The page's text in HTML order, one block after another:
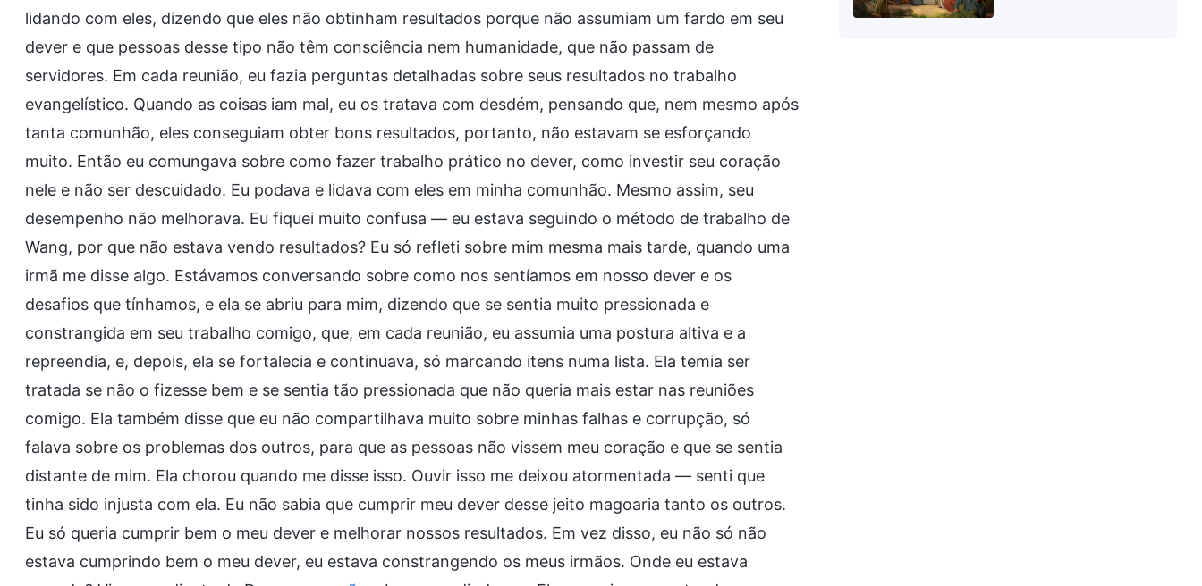
lidando com eles, dizendo que eles não obtinham resultados porque não assumiam um fardo em seu
dever e que pessoas desse tipo não têm consciência nem humanidade, que não passam de
servidores. Em cada reunião, eu fazia perguntas detalhadas sobre seus resultados no trabalho
evangelístico. Quando as coisas iam mal, eu os tratava com desdém, pensando que, nem mesmo após
tanta comunhão, eles conseguiam obter bons resultados, portanto, não estavam se esforçando
muito. Então eu comungava sobre como fazer trabalho prático no dever, como investir seu coração
nele e não ser descuidado. Eu podava e lidava com eles em minha comunhão. Mesmo assim, seu
desempenho não melhorava. Eu fiquei muito confusa — eu estava seguindo o método de trabalho de
Wang, por que não estava vendo resultados? Eu só refleti sobre mim mesma mais tarde, quando uma
irmã me disse algo. Estávamos conversando sobre como nos sentíamos em nosso dever e os
desafios que tínhamos, e ela se abriu para mim, dizendo que se sentia muito pressionada e
constrangida em seu trabalho comigo, que, em cada reunião, eu assumia uma postura altiva e a
repreendia, e, depois, ela se fortalecia e continuava, só marcando itens numa lista. Ela temia ser
tratada se não o fizesse bem e se sentia tão pressionada que não queria mais estar nas reuniões
comigo. Ela também disse que eu não compartilhava muito sobre minhas falhas e corrupção, só
falava sobre os problemas dos outros, para que as pessoas não vissem meu coração e que se sentia
distante de mim. Ela chorou quando me disse isso. Ouvir isso me deixou atormentada — senti que
tinha sido injusta com ela. Eu não sabia que cumprir meu dever desse jeito magoaria tanto os outros.
Eu só queria cumprir bem o meu dever e melhorar nossos resultados. Em vez disso, eu não só não
estava cumprindo bem o meu dever, eu estava constrangendo os meus irmãos. Onde eu estava